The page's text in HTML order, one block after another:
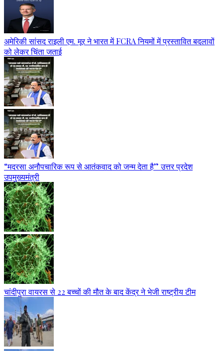
अमेरिकी सांसद राइली एम. मूर ने भारत में FCRA नियमों में प्रस्तावित बदलावों
को लेकर चिंता जताई
“मदरसा अनौपचारिक रूप से आतंकवाद को जन्म देता है” उत्तर प्रदेश
उपमुख्यमंत्री
चांदीपुरा वायरस से 22 बच्चों की मौत के बाद केंद्र ने भेजी राष्ट्रीय टीम